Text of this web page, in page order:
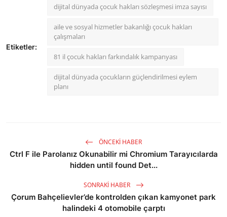
Etiketler:
dijital dünyada çocuk hakları sözleşmesi imza sayısı
aile ve sosyal hizmetler bakanlığı çocuk hakları
çalışmaları
81 il çocuk hakları farkındalık kampanyası
dijital dünyada çocukların güçlendirilmesi eylem
planı
ÖNCEKI HABER
Ctrl F ile Parolanız Okunabilir mi Chromium Tarayıcılarda
hidden until found Det...
SONRAKI HABER
Çorum Bahçelievler’de kontrolden çıkan kamyonet park
halindeki 4 otomobile çarptı